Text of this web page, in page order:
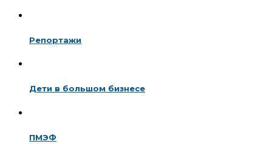
Репортажи
Дети в большом бизнесе
ПМЭФ